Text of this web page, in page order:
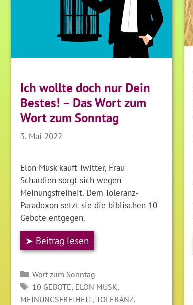
Ich wollte doch nur Dein
Bestes! – Das Wort zum
Wort zum Sonntag
3. Mai 2022
Elon Musk kauft Twitter, Frau
Schardien sorgt sich wegen
Meinungsfreiheit. Dem Toleranz-
Paradoxon setzt sie die biblischen 10
Gebote entgegen.
➤ Beitrag lesen
Kategorien
Wort zum Sonntag
SCHLAGWÖRTER
10 GEBOTE, ELON MUSK,
MEINUNGSFREIHEIT,TOLERANZ,